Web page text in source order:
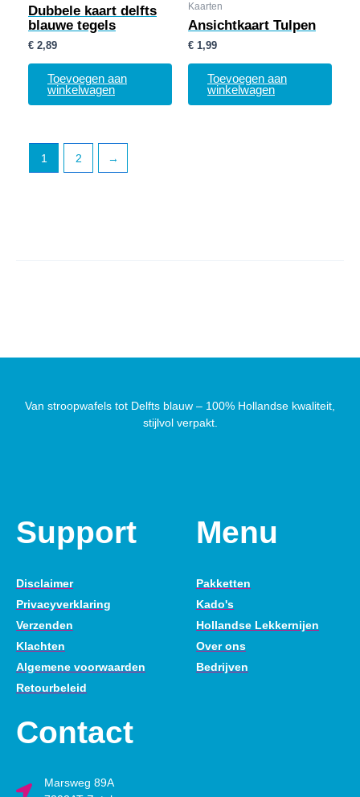
Dubbele kaart delfts
blauwe tegels
€ 2,89
Toevoegen aan
winkelwagen
Kaarten
Ansichtkaart Tulpen
€ 1,99
Toevoegen aan
winkelwagen
1 2 →
Van stroopwafels tot Delfts blauw – 100% Hollandse kwaliteit,
stijlvol verpakt.
Support
Disclaimer
Privacyverklaring
Verzenden
Klachten
Algemene voorwaarden
Retourbeleid
Menu
Pakketten
Kado's
Hollandse Lekkernijen
Over ons
Bedrijven
Contact
Marsweg 89A